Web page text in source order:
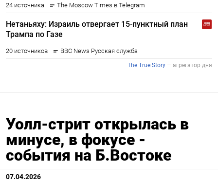
Уолл-стрит открылась в
минусе, в фокусе -
события на Б.Востоке
07.04.2026